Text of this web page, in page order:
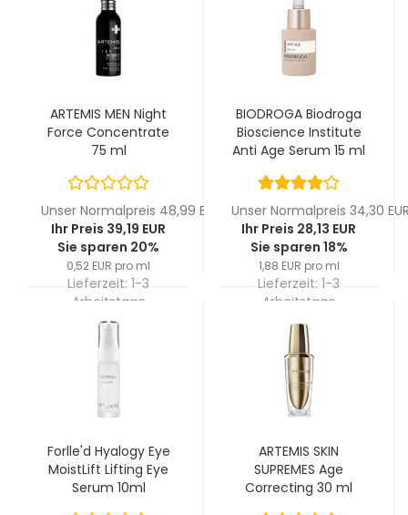
ARTEMIS MEN Night
Force Concentrate
75 ml
Unser Normalpreis 48,99 EUR
Ihr Preis 39,19 EUR
Sie sparen 20%
0,52 EUR pro ml
Lieferzeit: 1-3
Arbeitstage
BIODROGA Biodroga
Bioscience Institute
Anti Age Serum 15 ml
Unser Normalpreis 34,30
Ihr Preis 28,13 EUR
Sie sparen 18%
1,88 EUR pro ml
Lieferzeit: 1-3
Arbeitstage
Forlle'd Hyalogy Eye
MoistLift Lifting Eye
Serum 10ml
ARTEMIS SKIN
SUPREMES Age
Correcting 30 ml